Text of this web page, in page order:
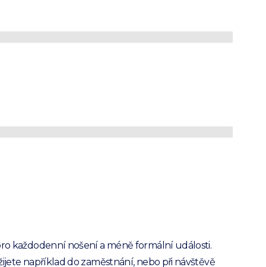
nejvyšší kvality
každodenní nošení a méně formální události.
například do zaměstnání, nebo při návštěvě